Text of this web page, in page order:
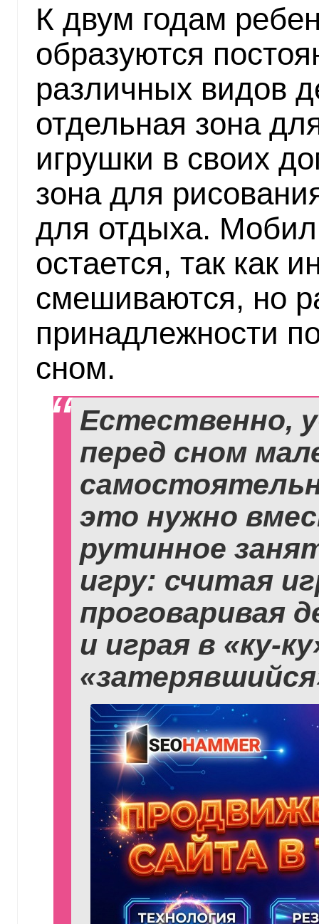
К двум годам
образуются
различных видов
отдельная зона
игрушки в своих
зона для
для отдыха.
остается, так как
смешиваются, но
принадлежности
сном.
Естественно,
перед сном
это нужно
рутинное
игру: считая
проговаривая
и играя в «ку-